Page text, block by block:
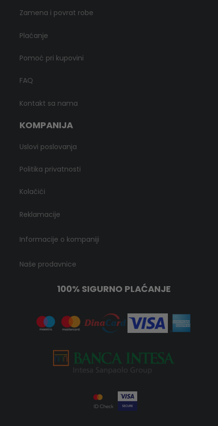
Zamena i povrat robe
Plaćanje
Pomoć pri kupovini
FAQ
Kontakt sa nama
KOMPANIJA
Uslovi poslovanja
Politika privatnosti
Kolačići
Reklamacije
Informacije o kompaniji
Naše prodavnice
100% SIGURNO PLAĆANJE